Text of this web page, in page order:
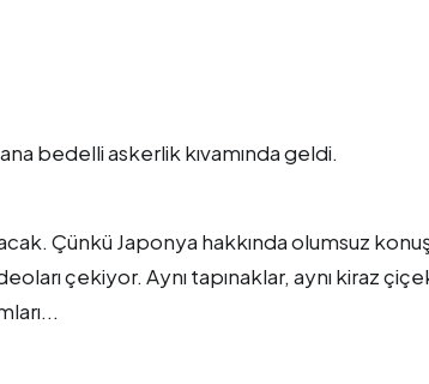
bedelli askerlik kıvamında geldi.
Çünkü Japonya hakkında olumsuz
çekiyor. Aynı tapınaklar, aynı kiraz